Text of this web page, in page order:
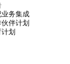
务集成
伴计划
划